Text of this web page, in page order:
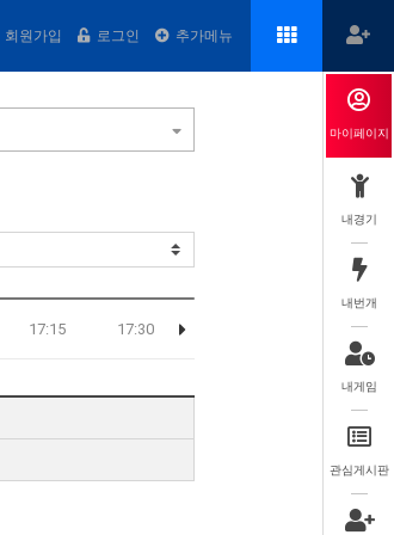
회원가입 로그인 추가메뉴
17:15 17:30
마이페이지
내경기
내번개
내게임
관심게시판